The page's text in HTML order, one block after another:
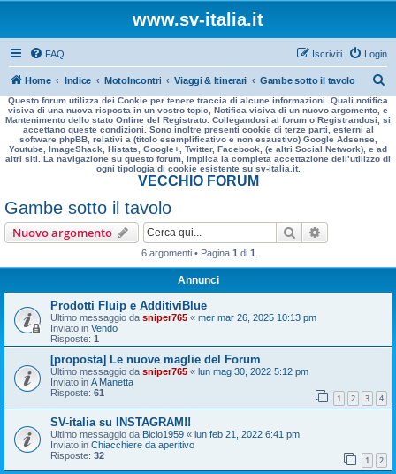
www.sv-italia.it
FAQ Login
Iscriviti
Home Indice MotoIncontri Viaggi & Itinerari Gambe sotto il tavolo
e
r
a
Questo forum utilizza dei Cookie per tenere traccia di alcune informazioni. Quali notifica
visiva di una nuova risposta in un vostro topic, Notifica visiva di un nuovo argomento, e
Mantenimento dello stato Online del Registrato. Collegandosi al forum o Registrandosi, si
accettano queste condizioni. Sono inoltre presenti cookie di terze parti, esterni al
software phpBB, relativi a (titolo esemplificativo e non esaustivo) Google Adsense,
Youtube, ImageShack, Histats, Google+, Twitter, Facebook, (e altri Social Network), e ad
altri siti. La navigazione su questo forum, implica la completa accettazione dell’utilizzo di
ogni tipologia di cookie esistente su sv-italia.it.
VECCHIO FORUM
Gambe sotto il tavolo
Nuovo argomento Cerca
6 argomenti • Pagina 1 di 1
Annunci
Prodotti Fluip e AdditiviBlue
Ultimo messaggio da sniper765 « mer mar 26, 2025 10:13 pm
Inviato in Vendo
Risposte: 1
[proposta] Le nuove maglie del Forum
Ultimo messaggio da sniper765 « lun mag 30, 2022 5:12 pm
Inviato in A Manetta
Risposte: 61 1 2 3 4
SV-italia su INSTAGRAM!!
Ultimo messaggio da Bicio1959 « lun feb 21, 2022 6:41 pm
Inviato in Chiacchiere da aperitivo
Risposte: 32 1 2